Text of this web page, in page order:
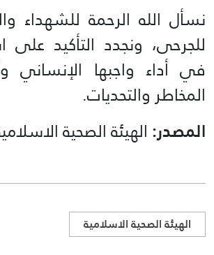
نسأل الله الرحمة للشهداء
للجرحى، ونجدد التأكيد على
في أداء واجبها الإنساني
المخاطر والتحديات.
المصدر: الهيئة الصحية
الهيئة الصحية الاسلامية